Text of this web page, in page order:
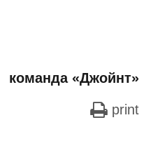
команда «Джойнт»
print